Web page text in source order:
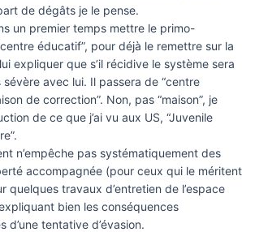
de dégâts je le pense.
un premier temps mettre le primo-
éducatif”, pour déjà le remettre sur la
expliquer que s’il récidive le système sera
avec lui. Il passera de “centre
de correction”. Non, pas “maison”, je
de ce que j’ai vu aux US, “Juvenile
n’empêche pas systématiquement des
accompagnée (pour ceux qui le méritent
quelques travaux d’entretien de l’espace
bien les conséquences
d’une tentative d’évasion.